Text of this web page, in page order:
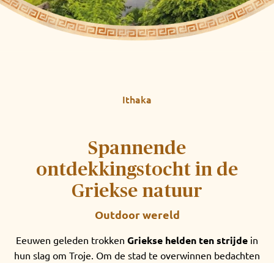
Ithaka
Spannende
ontdekkingstocht in de
Griekse natuur
Outdoor wereld
Eeuwen geleden trokken Griekse helden ten strijde in
hun slag om Troje. Om de stad te overwinnen bedachten